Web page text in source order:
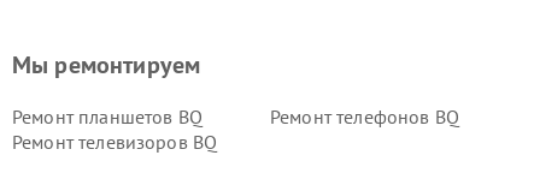
Мы ремонтируем
Ремонт планшетов BQ
Ремонт телефонов BQ
Ремонт телевизоров BQ